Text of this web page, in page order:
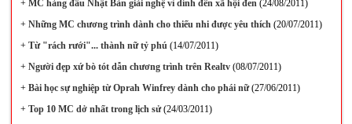
+MC hàng đầu Nhật Bản giải nghệ vì dính đến xã hội đen(24/08/2011)
+Những MC chương trình dành cho thiếu nhi được yêu thích(20/07/2011)
+Từ "rách rưới"... thành nữ tỷ phú(14/07/2011)
+Người đẹp xứ bò tót dẫn chương trình trên Realtv(08/07/2011)
+Bài học sự nghiệp từ Oprah Winfrey dành cho phái nữ(27/06/2011)
+Top 10 MC dở nhất trong lịch sử(24/03/2011)